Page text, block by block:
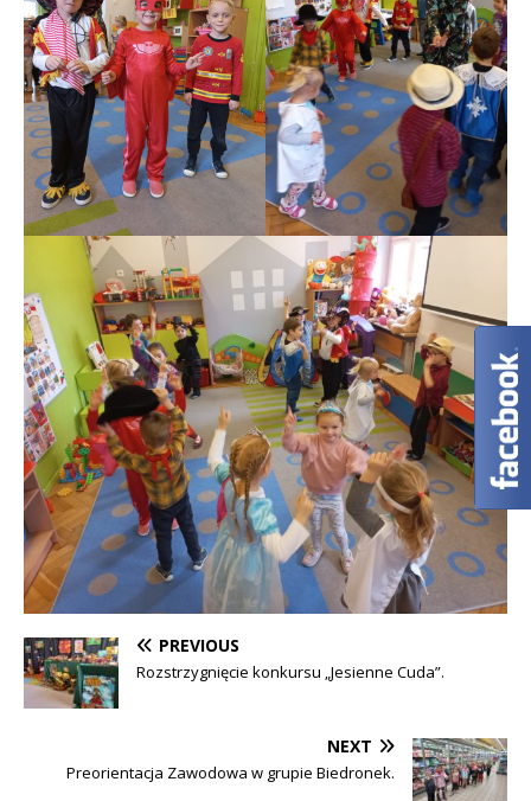
PREVIOUS
Rozstrzygnięcie konkursu „Jesienne Cuda”.
NEXT
Preorientacja Zawodowa w grupie Biedronek.